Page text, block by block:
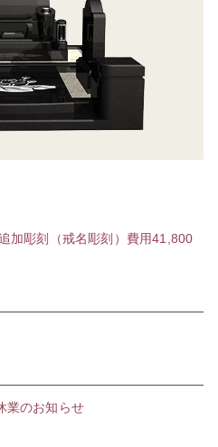
加彫刻（戒名彫刻）費用41,800
業のお知らせ